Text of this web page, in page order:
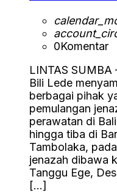
0Komentar
LINTAS SUMBA
Bili Lede
berbagai pihak
pemulangan
perawatan di
hingga tiba di
Tambolaka,
jenazah dibawa
Tanggu Ege,
[…]